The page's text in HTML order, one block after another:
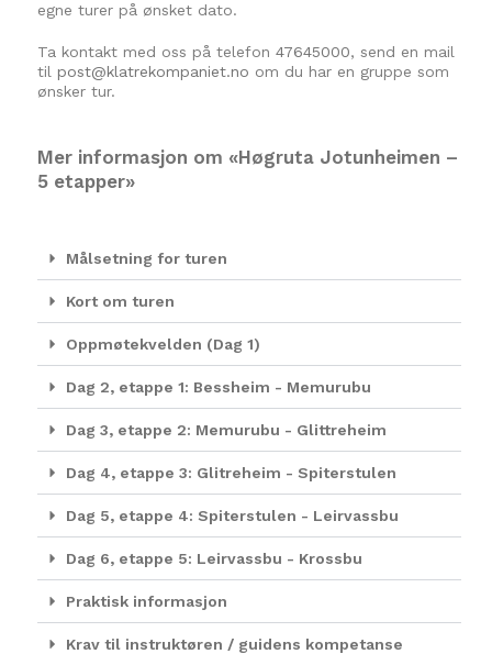
egne turer på ønsket dato.
Ta kontakt med oss på telefon47645000, send en mail
til post@klatrekompaniet.no om du har en gruppe som
ønsker tur.
Mer informasjon om «Høgruta Jotunheimen –
5 etapper»
Målsetning for turen
Kort om turen
Oppmøtekvelden (Dag 1)
Dag 2, etappe 1: Bessheim - Memurubu
Dag 3, etappe 2: Memurubu - Glittreheim
Dag 4, etappe 3: Glitreheim - Spiterstulen
Dag 5, etappe 4: Spiterstulen - Leirvassbu
Dag 6, etappe 5: Leirvassbu - Krossbu
Praktisk informasjon
Krav til instruktøren / guidens kompetanse